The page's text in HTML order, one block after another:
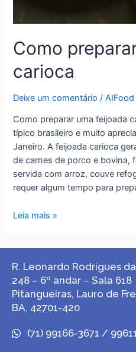
Como
carioca
Deixe um comentário /AIFood
Como preparar uma feijoada
típico brasileiro e muito
Janeiro. A feijoada carioca
de carnes de porco e bovina,
servida com arroz, couve
requer algum tempo para
Leia mais »
R. Leonardo Rodrigues
248 – 6º andar – Sala 618
Pitangueiras, Lauro de
BA, 42701-420
(71) 99166-3671 /